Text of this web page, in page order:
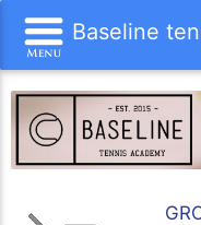
Baseline